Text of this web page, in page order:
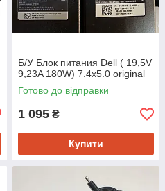
Б/У Блок питания Dell ( 19,5V
9,23A 180W) 7.4x5.0 original
Готово до відправки
1 095 ₴
Купити